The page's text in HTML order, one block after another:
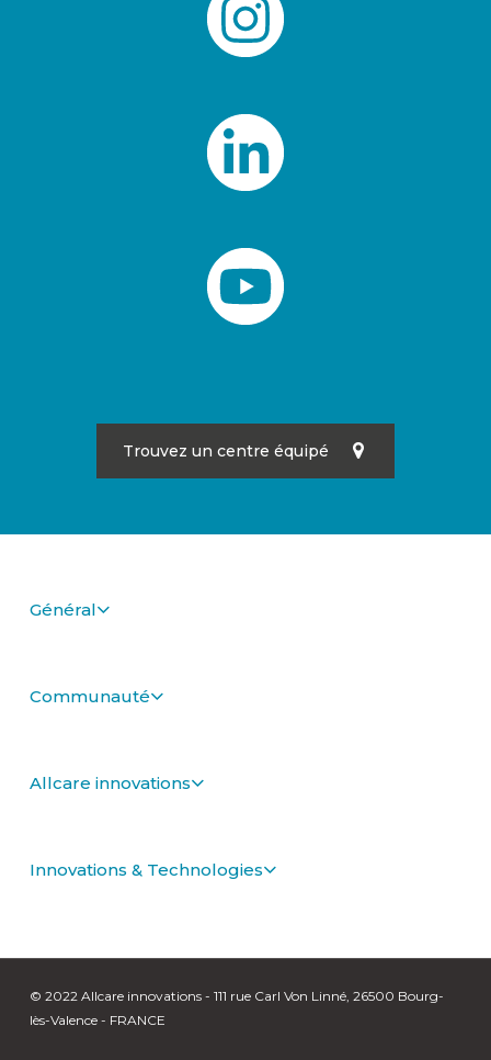
Trouvez un centre équipé
Général
Communauté
Allcare innovations
Innovations & Technologies
© 2022 Allcare innovations - 111 rue Carl Von Linné, 26500 Bourg-
lès-Valence - FRANCE